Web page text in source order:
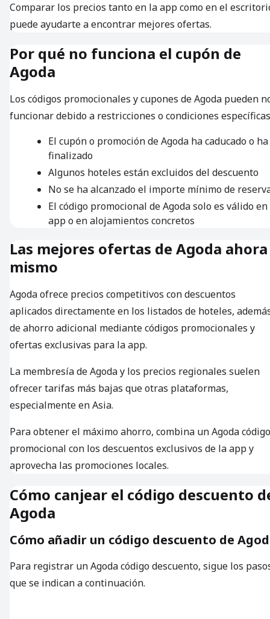
Comparar los precios tanto en la app como en el
puede ayudarte a encontrar mejores ofertas.
Por qué no funciona el cupón de
Agoda
Los códigos promocionales y cupones de Agoda pueden
funcionar debido a restricciones o condiciones
El cupón o promoción de Agoda ha caducado o ha
finalizado
Algunos hoteles están excluidos del descuento
No se ha alcanzado el importe mínimo de
El código promocional de Agoda solo es válido
app o en alojamientos concretos
Las mejores ofertas de Agoda ahora
mismo
Agoda ofrece precios competitivos con descuentos
aplicados directamente en los listados de hoteles,
de ahorro adicional mediante códigos promocionales y
ofertas exclusivas para la app.
La membresía de Agoda y los precios regionales suelen
ofrecer tarifas más bajas que otras plataformas,
especialmente en Asia.
Para obtener el máximo ahorro, combina un Agoda código
promocional con los descuentos exclusivos de la app y
aprovecha las promociones locales.
Cómo canjear el código descuento
Agoda
Cómo añadir un código descuento de
Para registrar un Agoda código descuento, sigue los
que se indican a continuación.